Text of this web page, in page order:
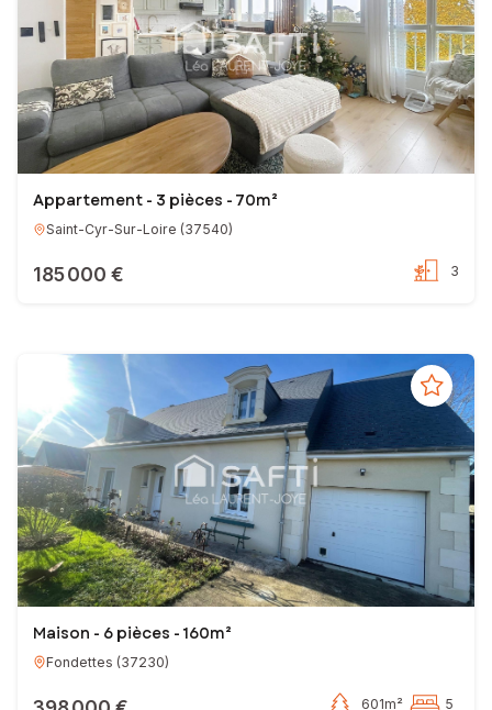
Appartement - 3 pièces - 70m²
Saint-Cyr-Sur-Loire (37540)
185 000 € 3
Maison - 6 pièces - 160m²
Fondettes (37230)
601m² 5